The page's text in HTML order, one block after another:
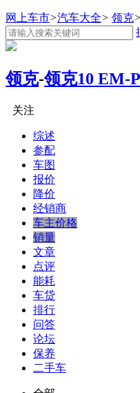
网上车市>汽车大全> 领克>
领克-领克10 EM-P
关注
综述
参配
车图
报价
降价
经销商
车主价格
销量
文章
点评
能耗
车贷
排行
问答
论坛
保养
二手车